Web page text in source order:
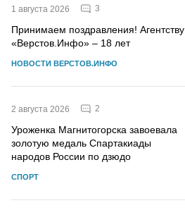
1 августа 2026 3
Принимаем поздравления! Агентству
«Верстов.Инфо» – 18 лет
НОВОСТИ ВЕРСТОВ.ИНФО
2 августа 2026 2
Уроженка Магнитогорска завоевала
золотую медаль Спартакиады
народов России по дзюдо
СПОРТ